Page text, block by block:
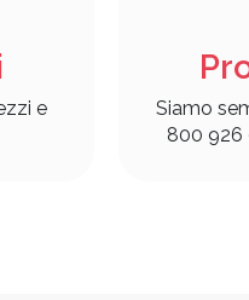
e
Siamo
800 926